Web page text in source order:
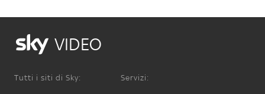
VIDEO
Tutti i siti di Sky: Servizi: